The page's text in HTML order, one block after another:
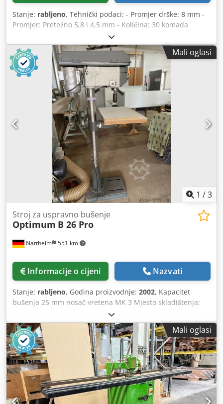
Stanje: rabljeno, Tehnički podaci: - Promjer drške: 8 mm -
Promjer: Pretežno 5,8 i 4,5 mm - Količina: 30 komada
Codpfx Ajzrya Esbgorf - Materijal: HSS (brzorezni čelik) -
Stanje: Kao novo
Mali oglasi
1 /3
Nattheim 551 km
Stroj za uspravno bušenje
Optimum B 26 Pro
Informacije o cijeni Nazvati
Stanje: rabljeno, Godina proizvodnje: 2002, Kapacitet
bušenja 25 mm nosač vretena MK 3 Mjesto skladištenja:
Nattheim Cedpfx Aevvi Auebgsrf
Mali oglasi